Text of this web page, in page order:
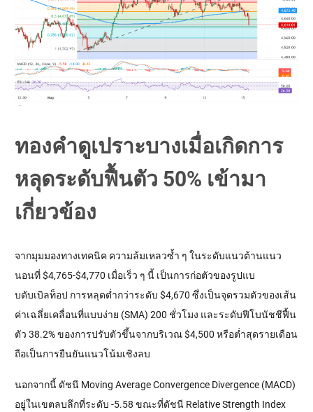
ทองคำดูเปราะบางเมื่อเกิดการ
หลุดระดับฟื้นตัว 50% เข้ามา
เกี่ยวข้อง
จากมุมมองทางเทคนิค ความล้มเหลวซ้ำ ๆ ในระดับแนวต้านแนว
นอนที่ $4,765-$4,770 เมื่อเร็ว ๆ นี้ เป็นการก่อตัวของรูปแบ
บดับเบิลท็อป การหลุดต่ำกว่าระดับ $4,670 ซึ่งเป็นจุดรวมตัวของเส้น
ค่าเฉลี่ยเคลื่อนที่แบบง่าย (SMA) 200 ชั่วโมง และระดับฟีโบนัชชีฟื้น
ตัว 38.2% ของการปรับตัวขึ้นจากบริเวณ $4,500 หรือต่ำสุดรายเดือน
ถือเป็นการยืนยันแนวโน้มเชิงลบ
นอกจากนี้ ดัชนี Moving Average Convergence Divergence (MACD)
อยู่ในเขตลบลึกที่ระดับ -5.58 ขณะที่ดัชนี Relative Strength Index